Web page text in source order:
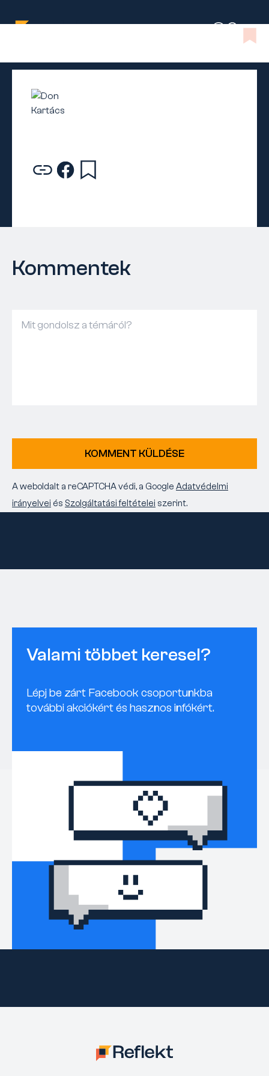
Kommentek
KOMMENT KÜLDÉSE
A weboldalt a reCAPTCHA védi, a Google Adatvédelmi
irányelvei és Szolgáltatási feltételei szerint.
Valami többet keresel?
Lépj be zárt Facebook csoportunkba
további akciókért és hasznos infókért.